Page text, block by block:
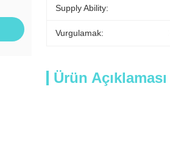
Supply Ability:
Vurgulamak:
Ürün Açıklaması